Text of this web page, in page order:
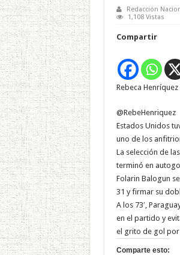
Redacción
1,108 Vistas
Compartir
Rebeca Henríquez
@RebeHenriquez
Estados Unidos
uno de los
La selección de
terminó en
Folarin Balogun
31 y firmar su
A los 73′,
en el partido y
el grito de gol por
Comparte esto: